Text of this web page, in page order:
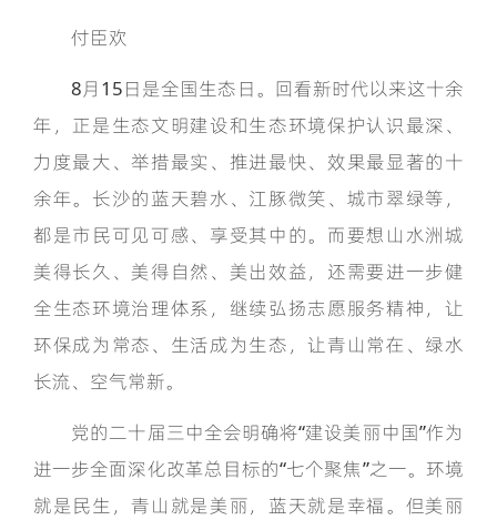
付臣欢
8月15日是全国生态日。回看新时代以来这十余
年，正是生态文明建设和生态环境保护认识最深、
力度最大、举措最实、推进最快、效果最显著的十
余年。长沙的蓝天碧水、江豚微笑、城市翠绿等，
都是市民可见可感、享受其中的。而要想山水洲城
美得长久、美得自然、美出效益，还需要进一步健
全生态环境治理体系，继续弘扬志愿服务精神，让
环保成为常态、生活成为生态，让青山常在、绿水
长流、空气常新。
党的二十届三中全会明确将“建设美丽中国”作为
进一步全面深化改革总目标的“七个聚焦”之一。环境
就是民生，青山就是美丽，蓝天就是幸福。但美丽